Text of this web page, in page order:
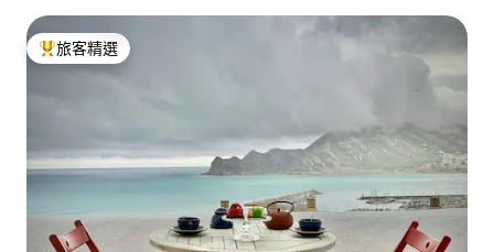
旅客精選榜首
旅客精選